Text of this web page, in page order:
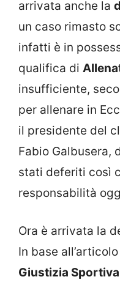
arrivata anche la
un caso rimasto
infatti è in
qualifica di
insufficiente,
per allenare in
il presidente del
Fabio Galbusera,
stati deferiti così
responsabilità
Ora è arrivata la
In base
Giustizia Sportiva